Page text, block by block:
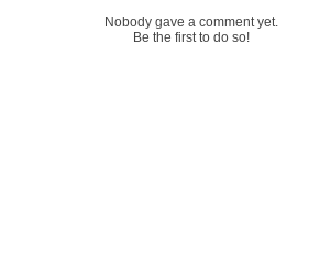
Nobody gave a comment yet.
Be the first to do so!